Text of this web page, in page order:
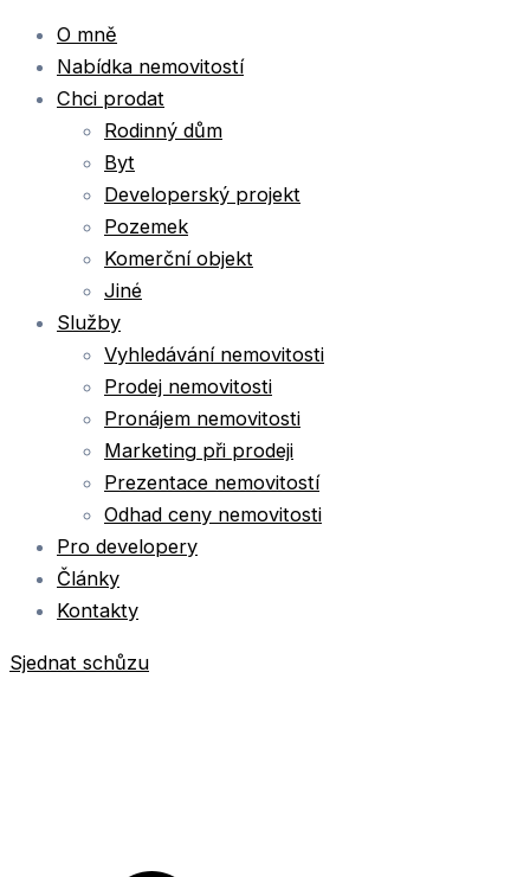
O mně
Nabídka nemovitostí
Chci prodat
Rodinný dům
Byt
Developerský projekt
Pozemek
Komerční objekt
Jiné
Služby
Vyhledávání nemovitosti
Prodej nemovitosti
Pronájem nemovitosti
Marketing při prodeji
Prezentace nemovitostí
Odhad ceny nemovitosti
Pro developery
Články
Kontakty
Sjednat schůzu